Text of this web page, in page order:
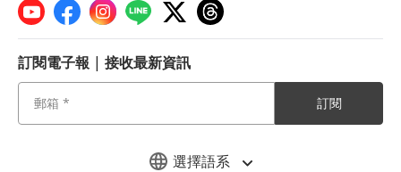
選擇語系
訂閱電子報 | 接收最新資訊
訂閱